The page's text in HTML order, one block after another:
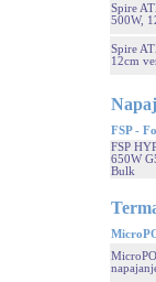
Spire
500W,
Spire
12cm
FSP -
FSP
650W
Bulk